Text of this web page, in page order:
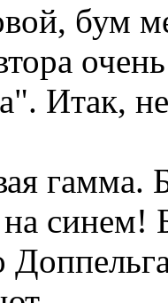
бум
Итак,
гамма.